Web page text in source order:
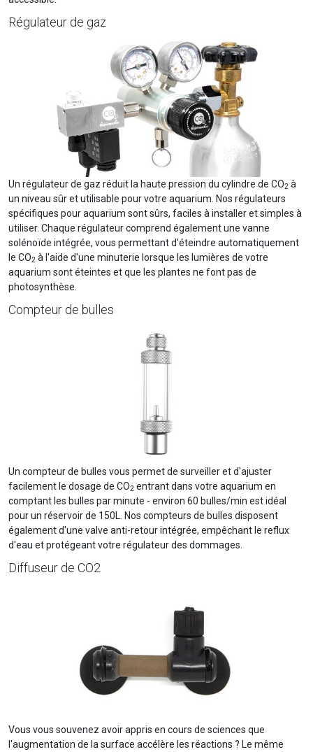
Régulateur de gaz
Un régulateur de gaz réduit la haute pression du cylindre de CO2 à
un niveau sûr et utilisable pour votre aquarium. Nos régulateurs
spécifiques pour aquarium sont sûrs, faciles à installer et simples à
utiliser. Chaque régulateur comprend également une vanne
solénoïde intégrée, vous permettant d'éteindre automatiquement
le CO2 à l'aide d'une minuterie lorsque les lumières de votre
aquarium sont éteintes et que les plantes ne font pas de
photosynthèse.
Compteur de bulles
Un compteur de bulles vous permet de surveiller et d'ajuster
facilement le dosage de CO2 entrant dans votre aquarium en
comptant les bulles par minute - environ 60 bulles/min est idéal
pour un réservoir de 150L. Nos compteurs de bulles disposent
également d'une valve anti-retour intégrée, empêchant le reflux
d'eau et protégeant votre régulateur des dommages.
Diffuseur de CO2
Vous vous souvenez avoir appris en cours de sciences que
l'augmentation de la surface accélère les réactions ? Le même